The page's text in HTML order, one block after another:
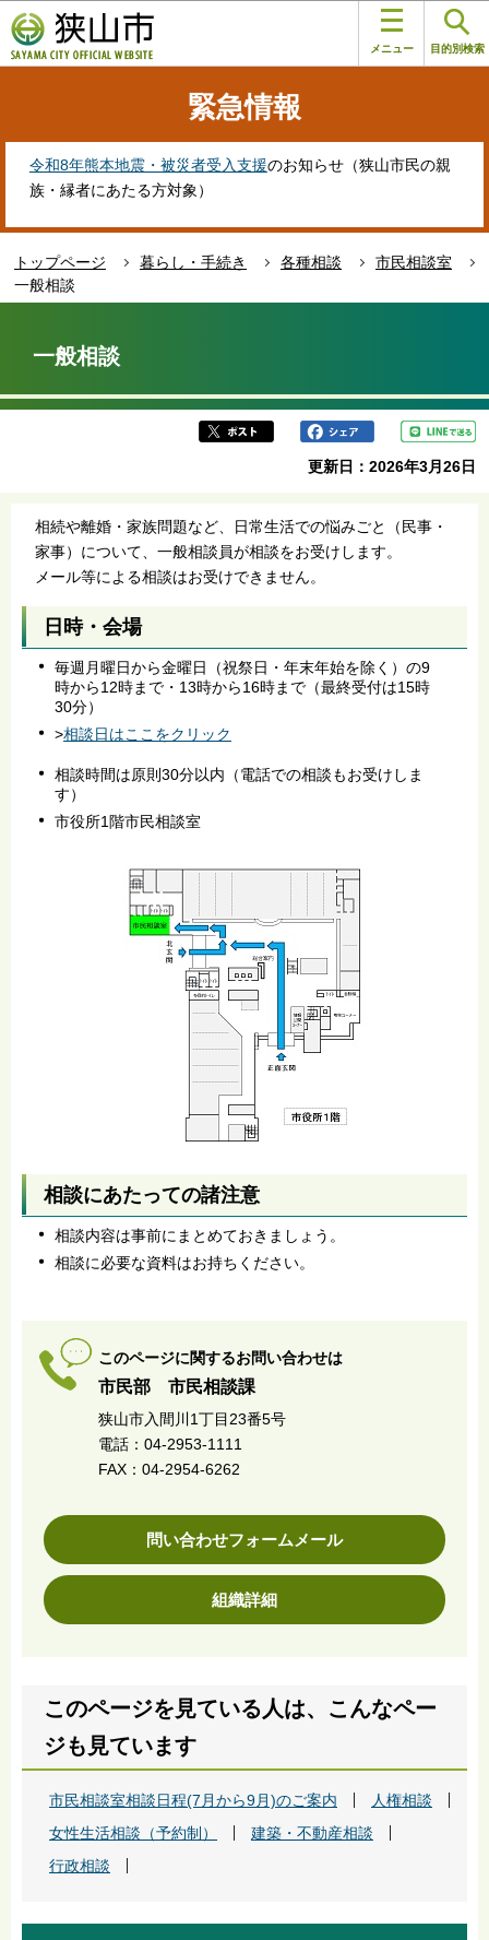
の
ペ
す
メニュー 目的別検索
緊急情報
令和8年熊本地震・被災者受入支援のお知らせ（狭山市民の親
族・縁者にあたる方対象）
トップページ 暮らし・手続き 各種相談
市民相談室
一般相談
か
一般相談
更新日：2026年3月26日
相続や離婚・家族問題など、日常生活での悩みごと（民事・
家事）について、一般相談員が相談をお受けします。
メール等による相談はお受けできません。
日時・会場
毎週月曜日から金曜日（祝祭日・年末年始を除く）の9
時から12時まで・13時から16時まで（最終受付は15時
30分）
>相談日はここをクリック
相談時間は原則30分以内（電話での相談もお受けしま
す）
市役所1階市民相談室
相談にあたっての諸注意
相談内容は事前にまとめておきましょう。
相談に必要な資料はお持ちください。
このページに関するお問い合わせは
市民部 市民相談課
狭山市入間川1丁目23番5号
電話：04-2953-1111
FAX：04-2954-6262
問い合わせフォームメール
組織詳細
このページを見ている人は、こんなペー
ジも見ています
市民相談室相談日程(7月から9月)のご案内
人権相談
女性生活相談（予約制）
建築・不動産相談
行政相談